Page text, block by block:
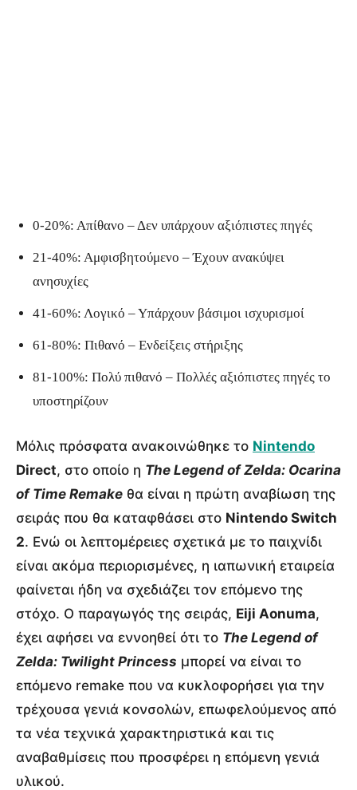
0-20%: Απίθανο – Δεν υπάρχουν αξιόπιστες πηγές
21-40%: Αμφισβητούμενο – Έχουν ανακύψει
ανησυχίες
41-60%: Λογικό – Υπάρχουν βάσιμοι ισχυρισμοί
61-80%: Πιθανό – Ενδείξεις στήριξης
81-100%: Πολύ πιθανό – Πολλές αξιόπιστες πηγές το
υποστηρίζουν
Μόλις πρόσφατα ανακοινώθηκε το Nintendo
Direct, στο οποίο η The Legend of Zelda: Ocarina
of Time Remake θα είναι η πρώτη αναβίωση της
σειράς που θα καταφθάσει στο Nintendo Switch
2. Ενώ οι λεπτομέρειες σχετικά με το παιχνίδι
είναι ακόμα περιορισμένες, η ιαπωνική εταιρεία
φαίνεται ήδη να σχεδιάζει τον επόμενο της
στόχο. Ο παραγωγός της σειράς, Eiji Aonuma,
έχει αφήσει να εννοηθεί ότι το The Legend of
Zelda: Twilight Princess μπορεί να είναι το
επόμενο remake που να κυκλοφορήσει για την
τρέχουσα γενιά κονσολών, επωφελούμενος από
τα νέα τεχνικά χαρακτηριστικά και τις
αναβαθμίσεις που προσφέρει η επόμενη γενιά
υλικού.